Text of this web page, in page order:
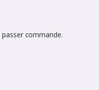
commande.